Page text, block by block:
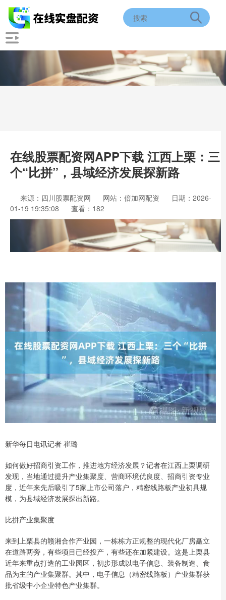
在线股票配资网APP下载 江西上栗：三
个“比拼”，县域经济发展探新路
来源：四川股票配资网 网站：倍加网配资
日期：2026-
01-19 19:35:08
查看：182
新华每日电讯记者 崔璐
如何做好招商引资工作，推进地方经济发展？记者在江西上栗调研
发现，当地通过提升产业集聚度、营商环境优良度、招商引资专业
度，近年来先后吸引了5家上市公司落户，精密线路板产业初具规
模，为县域经济发展探出新路。
比拼产业集聚度
来到上栗县的赣湘合作产业园，一栋栋方正规整的现代化厂房矗立
在道路两旁，有些项目已经投产，有些还在加紧建设。这是上栗县
近年来重点打造的工业园区，初步形成以电子信息、装备制造、食
品为主的产业集聚群。其中，电子信息（精密线路板）产业集群获
批省级中小企业特色产业集群。